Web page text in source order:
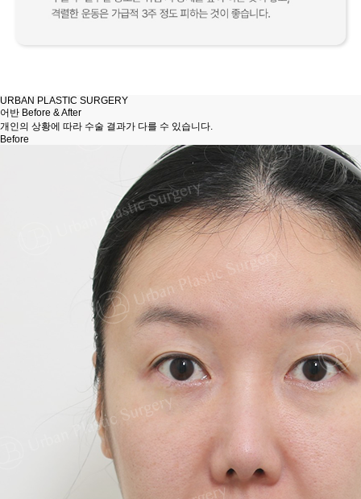
URBAN PLASTIC SURGERY
어반 Before & After
개인의 상황에 따라 수술 결과가 다를 수 있습니다.
Before